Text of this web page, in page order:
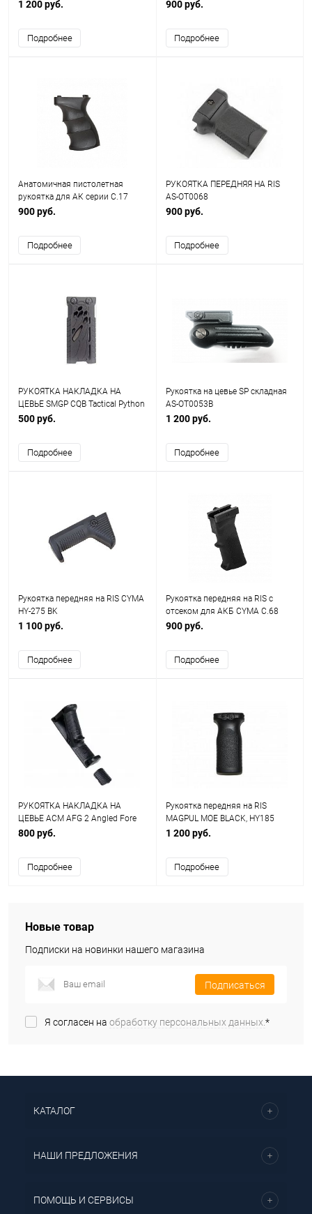
1 200 руб.
Подробнее
900 руб.
Подробнее
Анатомичная пистолетная
рукоятка для АК серии C.17
(CYMA)
900 руб.
Подробнее
РУКОЯТКА ПЕРЕДНЯЯ НА RIS
AS-OT0068
900 руб.
Подробнее
РУКОЯТКА НАКЛАДКА НА
ЦЕВЬЕ SMGP CQB Tactical Python
AS-EX0084B
500 руб.
Подробнее
Рукоятка на цевье SP складная
AS-OT0053B
1 200 руб.
Подробнее
Рукоятка передняя на RIS CYMA
HY-275 BK
1 100 руб.
Подробнее
Рукоятка передняя на RIS с
отсеком для АКБ CYMA C.68
900 руб.
Подробнее
РУКОЯТКА НАКЛАДКА НА
ЦЕВЬЕ ACM AFG 2 Angled Fore
Grip AS-EX0060B
800 руб.
Подробнее
Рукоятка передняя на RIS
MAGPUL MOE BLACK, HY185
1 200 руб.
Подробнее
Новые товар
Подписки на новинки нашего магазина
Подписаться
Я согласен на обработку персональных данных.*
КАТАЛОГ
НАШИ ПРЕДЛОЖЕНИЯ
ПОМОЩЬ И СЕРВИСЫ